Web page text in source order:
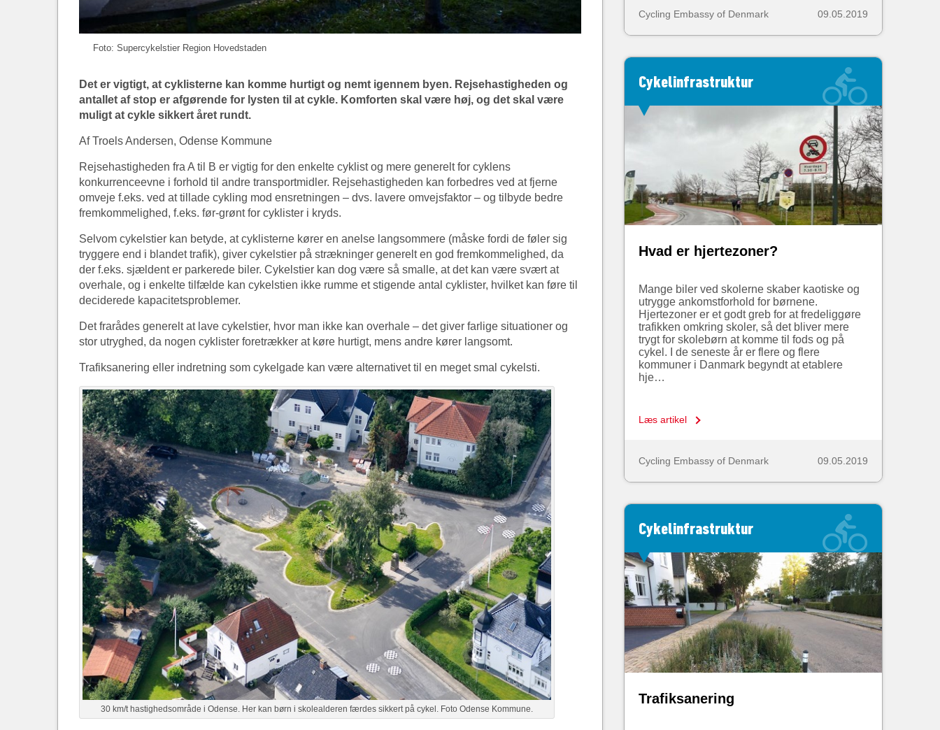
Foto: Supercykelstier Region Hovedstaden
Det er vigtigt, at cyklisterne kan komme hurtigt og nemt igennem byen. Rejsehastigheden og
antallet af stop er afgørende for lysten til at cykle. Komforten skal være høj, og det skal være
muligt at cykle sikkert året rundt.
Af Troels Andersen, Odense Kommune
Rejsehastigheden fra A til B er vigtig for den enkelte cyklist og mere generelt for cyklens
konkurrenceevne i forhold til andre transportmidler. Rejsehastigheden kan forbedres ved at fjerne
omveje f.eks. ved at tillade cykling mod ensretningen – dvs. lavere omvejsfaktor – og tilbyde bedre
fremkommelighed, f.eks. før-grønt for cyklister i kryds.
Selvom cykelstier kan betyde, at cyklisterne kører en anelse langsommere (måske fordi de føler sig
tryggere end i blandet trafik), giver cykelstier på strækninger generelt en god fremkommelighed, da
der f.eks. sjældent er parkerede biler. Cykelstier kan dog være så smalle, at det kan være svært at
overhale, og i enkelte tilfælde kan cykelstien ikke rumme et stigende antal cyklister, hvilket kan føre til
deciderede kapacitetsproblemer.
Det frarådes generelt at lave cykelstier, hvor man ikke kan overhale – det giver farlige situationer og
stor utryghed, da nogen cyklister foretrækker at køre hurtigt, mens andre kører langsomt.
Trafiksanering eller indretning som cykelgade kan være alternativet til en meget smal cykelsti.
30 km/t hastighedsområde i Odense. Her kan børn i skolealderen færdes sikkert på cykel. Foto Odense Kommune.
Cycling Embassy of Denmark 09.05.2019
Cykelinfrastruktur
Hvad er hjertezoner?
Mange biler ved skolerne skaber kaotiske og
utrygge ankomstforhold for børnene.
Hjertezoner er et godt greb for at fredeliggøre
trafikken omkring skoler, så det bliver mere
trygt for skolebørn at komme til fods og på
cykel. I de seneste år er flere og flere
kommuner i Danmark begyndt at etablere
hje…
Læs artikel
Cycling Embassy of Denmark 09.05.2019
Cykelinfrastruktur
Trafiksanering